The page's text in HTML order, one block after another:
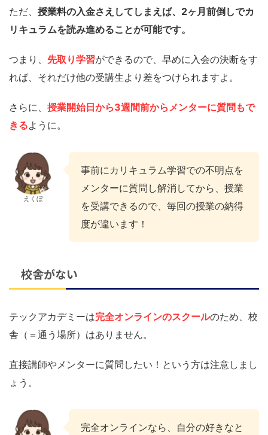
ただ、 授業料の入金さえしてしまえば、2ヶ月前倒しでカ
リキュラムを読み進めることが可能です。
つまり、 先取り学習ができるので、早めに入会の決断をす
れば、それだけ他の受講生より差をつけられますよ。
さらに、 授業開始日から3週間前からメンターに質問もで
きるように。
えくぼ
事前にカリキュラム学習での不明点を
メンターに質問し解消してから、授業
を受講できるので、毎回の授業の納得
度が違います！
校舎がない
テックアカデミーは完全オンラインのスクールのため、校
舎（＝通う場所）はありません。
直接講師やメンターに質問したい！という方は注意しまし
ょう。
完全オンラインなら、自分の好きなと